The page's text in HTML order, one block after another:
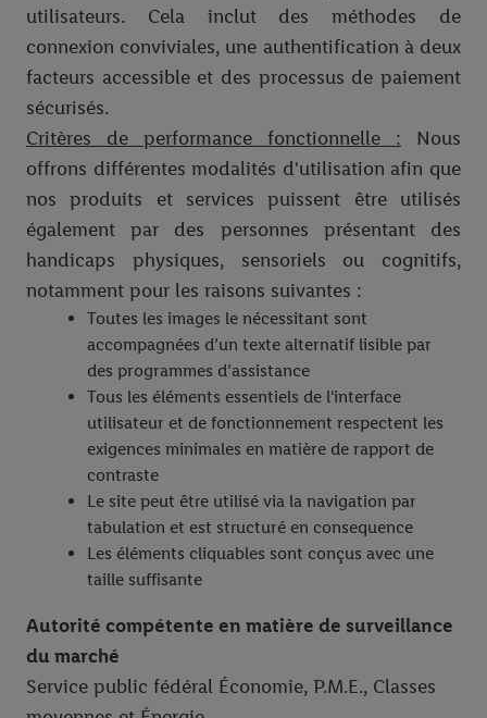
utilisateurs. Cela inclut des méthodes de
connexion conviviales, une authentification à deux
facteurs accessible et des processus de paiement
sécurisés.
Critères de performance fonctionnelle : Nous
offrons différentes modalités d'utilisation afin que
nos produits et services puissent être utilisés
également par des personnes présentant des
handicaps physiques, sensoriels ou cognitifs,
notamment pour les raisons suivantes :
Toutes les images le nécessitant sont
accompagnées d’un texte alternatif lisible par
des programmes d’assistance
Tous les éléments essentiels de l'interface
utilisateur et de fonctionnement respectent les
exigences minimales en matière de rapport de
contraste
Le site peut être utilisé via la navigation par
tabulation et est structuré en consequence
Les éléments cliquables sont conçus avec une
taille suffisante
Autorité compétente en matière de surveillance
du marché
Service public fédéral Économie, P.M.E., Classes